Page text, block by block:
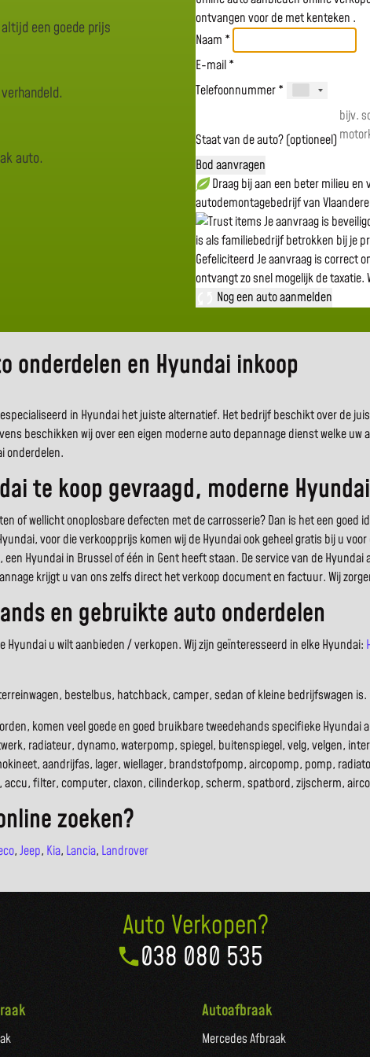
een goede prijs
auto.
ontvangen voor demet kenteken .
Naam *
E-mail *
Telefoonnummer *
Staat van de auto? (optioneel)
Bod aanvragen
Draag bij aan een beter milieu
autodemontagebedrijf van
Je aanvraag is
is als familiebedrijf betrokken bij je
GefeliciteerdJe aanvraag is correct
ontvangt zo snel mogelijk de taxatie.
Nog een auto aanmelden
onderdelen en Hyundai inkoop
in Hyundai het juiste alternatief. Het bedrijf beschikt over de
beschikken wij over een eigen moderne auto depannage dienst welke
onderdelen.
te koop gevraagd, moderne
of wellicht onoplosbare defecten met de carrosserie? Dan is het een goed
voor die verkoopprijs komen wij de Hyundai ook geheel gratis bij u
Hyundai in Brussel of één in Gent heeft staan. De service van de
krijgt u van ons zelfs direct het verkoop document en factuur. Wij
en gebruikte auto onderdelen
u wilt aanbieden / verkopen. Wij zijn geïnteresseerd in elke Hyundai:
bestelbus, hatchback, camper, sedan of kleine bedrijfswagen is.
komen veel goede en goed bruikbare tweedehands specifieke
radiateur, dynamo, waterpomp, spiegel, buitenspiegel, velg, velgen,
aandrijfas, lager, wiellager, brandstofpomp, aircopomp, pomp,
filter, computer, claxon, cilinderkop, scherm, spatbord, zijscherm,
zoeken?
,Jeep, Kia, Lancia, Landrover
Auto Verkopen?
038 080 535
Autoafbraak
Mercedes Afbraak